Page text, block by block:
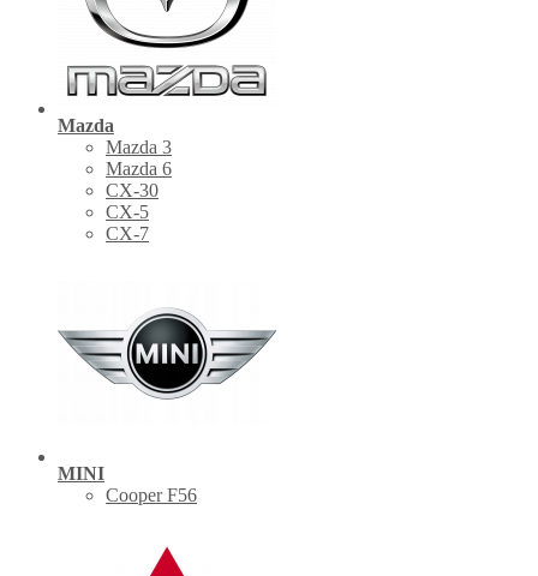
Mazda
Mazda 3
Mazda 6
CX-30
СХ-5
CX-7
MINI
Cooper F56